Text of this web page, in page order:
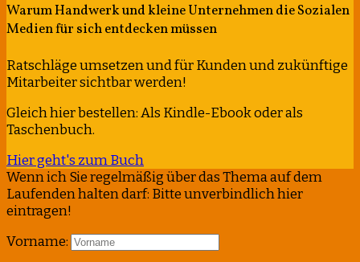
Warum Handwerk und kleine Unternehmen die Sozialen
Medien für sich entdecken müssen
Ratschläge umsetzen und für Kunden und zukünftige
Mitarbeiter sichtbar werden!
Gleich hier bestellen: Als Kindle-Ebook oder als
Taschenbuch.
Hier geht's zum Buch
Wenn ich Sie regelmäßig über das Thema auf dem
Laufenden halten darf: Bitte unverbindlich hier
eintragen!
Vorname: